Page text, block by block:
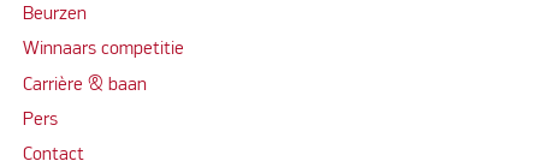
Beurzen
Winnaars competitie
Carrière & baan
Pers
Contact